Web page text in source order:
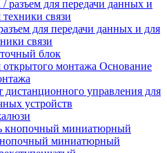
для передачи данных и для
связи
блок
Основание
дистанционного управления для
устройств
миниатюрный